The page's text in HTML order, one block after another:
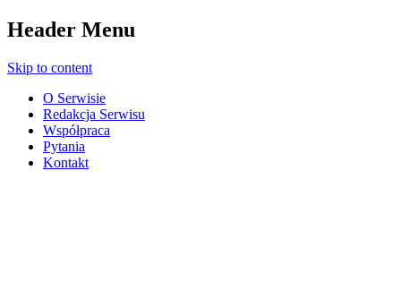
Header Menu
Skip to content
O Serwisie
Redakcja Serwisu
Współpraca
Pytania
Kontakt